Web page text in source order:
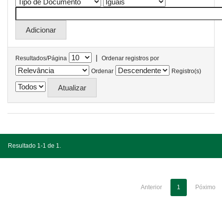
Resultados/Página |
Ordenar registros por
Ordenar
Registro(s)
Resultado 1-1 de 1.
Anterior 1 Póximo